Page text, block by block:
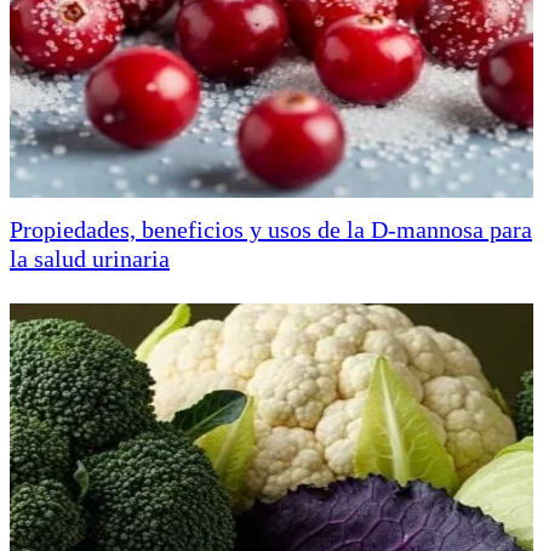
Propiedades, beneficios y usos de la D-mannosa para
la salud urinaria